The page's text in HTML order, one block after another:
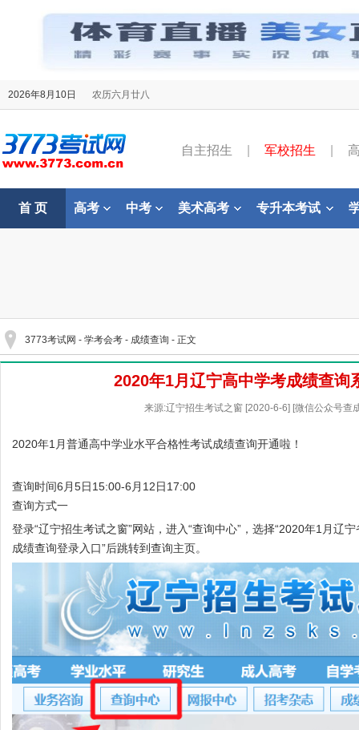
2026年8月10日 农历六月廿八
自主招生 军校招生
首 页 高考 中考 美术高考 专升本考试
3773考试网 - 学考会考 - 成绩查询 - 正文
2020年1月辽宁高中学考成绩查询
来源:辽宁招生考试之窗 [2020-6-6] [微信公众号查
2020年1月普通高中学业水平合格性考试成绩查询开通啦！
查询时间6月5日15:00-6月12日17:00
查询方式一
登录“辽宁招生考试之窗”网站，进入“查询中心”，选择“2020年1月辽
成绩查询登录入口”后跳转到查询主页。